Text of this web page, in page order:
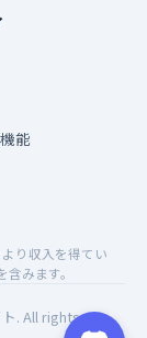
能
り収入を得てい
みます。
ト. All rights